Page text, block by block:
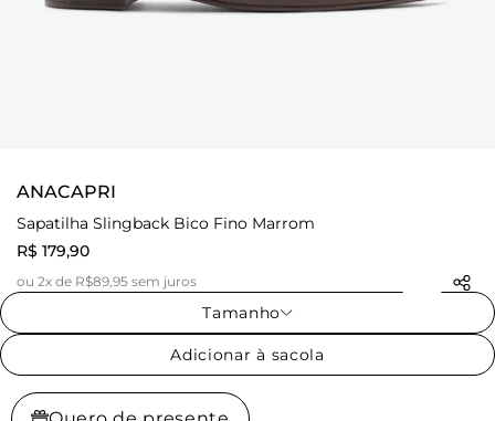
ANACAPRI
Sapatilha Slingback Bico Fino Marrom
R$ 179,90
ou 2x de R$89,95 sem juros
Tamanho
Adicionar à sacola